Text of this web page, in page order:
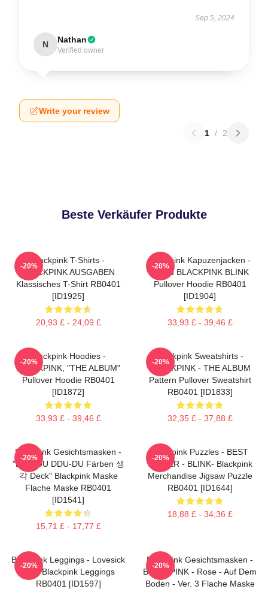
Sep 5, 2024
N Nathan
Verified owner
Write your review
1 / 2
Beste Verkäufer Produkte
Blackpink T-Shirts -
BLACKPINK AUSGABEN
Klassisches T-Shirt RB0401
[ID1925]
20,93 £ - 24,09 £
-20%
Blackpink Kapuzenjacken -
Proud BLACKPINK BLINK
Pullover Hoodie RB0401
[ID1904]
33,93 £ - 39,46 £
-20%
Blackpink Hoodies -
BLACKPINK, "THE ALBUM"
Pullover Hoodie RB0401
[ID1872]
33,93 £ - 39,46 £
-20%
Blackpink Sweatshirts -
BLACKPINK - THE ALBUM
Pattern Pullover Sweatshirt
RB0401 [ID1833]
32,35 £ - 37,88 £
-20%
Blackpink Gesichtsmasken -
"DDU-DU DDU-DU Färben 생
각 Deck" Blackpink Maske
Flache Maske RB0401
[ID1541]
15,71 £ - 17,77 £
-20%
Blackpink Puzzles - BEST
SELLER - BLINK- Blackpink
Merchandise Jigsaw Puzzle
RB0401 [ID1644]
18,88 £ - 34,36 £
-20%
Blackpink Leggings - Lovesick
Girls Blackpink Leggings
RB0401 [ID1597]
-20%
Blackpink Gesichtsmasken -
BLACKPINK - Rose - Auf Dem
Boden - Ver. 3 Flache Maske
-20%